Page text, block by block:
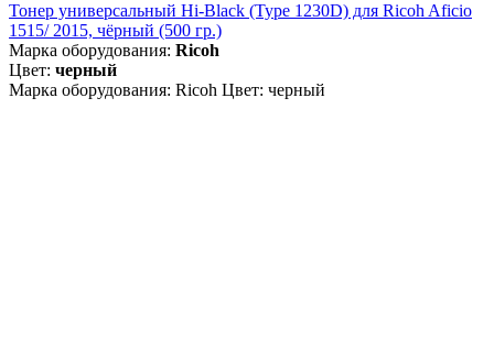
Тонер универсальный Hi-Black (Type 1230D) для Ricoh Aficio
1515/ 2015, чёрный (500 гр.)
Марка оборудования: Ricoh
Цвет: черный
Марка оборудования: Ricoh Цвет: черный